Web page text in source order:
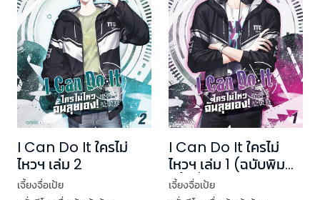
I Can Do It ใครไม่
ไหวฯ เล่ม 2
เจี้ยงจื่อเป้ย
I Can Do It ใครไม่
ไหวฯ เล่ม 1 (ฉบับพิมพ์
ครั้งที่ 2)
เจี้ยงจื่อเป้ย